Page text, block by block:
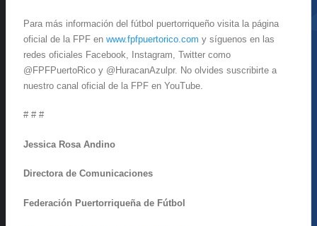
Para más información del fútbol puertorriqueño visita la página
oficial de la FPF en www.fpfpuertorico.com y síguenos en las
redes oficiales Facebook, Instagram, Twitter como
@FPFPuertoRico y @HuracanAzulpr. No olvides suscribirte a
nuestro canal oficial de la FPF en YouTube.
# # #
Jessica Rosa Andino
Directora de Comunicaciones
Federación Puertorriqueña de Fútbol